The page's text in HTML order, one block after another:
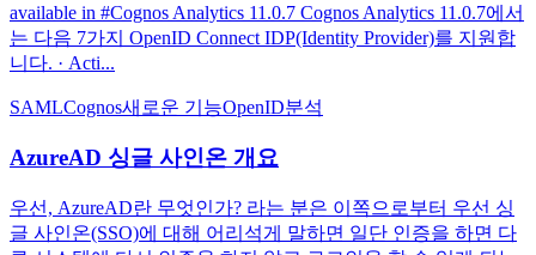
available in #Cognos Analytics 11.0.7 Cognos Analytics 11.0.7에서
는 다음 7가지 OpenID Connect IDP(Identity Provider)를 지원합
니다. · Acti...
SAMLCognos새로운 기능OpenID분석
AzureAD 싱글 사인온 개요
우선, AzureAD란 무엇인가? 라는 분은 이쪽으로부터 우선 싱
글 사인온(SSO)에 대해 어리석게 말하면 일단 인증을 하면 다